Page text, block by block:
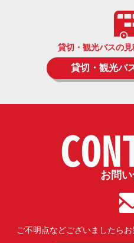
貸切・観光バスの
貸切・観光バ
お問
ご不明点などございましたら